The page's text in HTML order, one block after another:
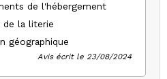
de l'hébergement
de la literie
géographique
Avis écrit le 23/08/2024